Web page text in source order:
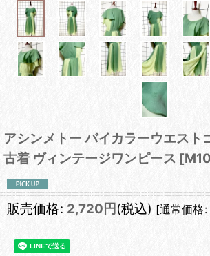
アシンメトー バイカラーウエスト
古着 ヴィンテージワンピース [
販売価格: 2,720 円 (税込) [通常価格: